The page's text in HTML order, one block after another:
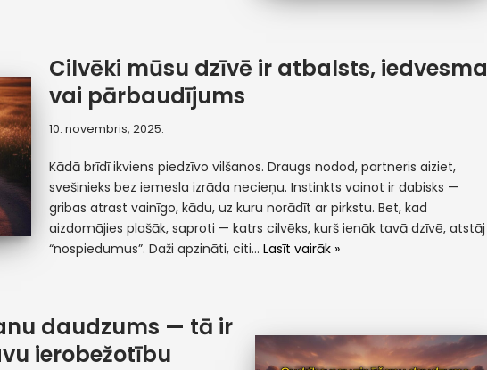
Cilvēki mūsu dzīvē ir atbalsts, iedvesma
vai pārbaudījums
10. novembris, 2025.
Kādā brīdī ikviens piedzīvo vilšanos. Draugs nodod, partneris aiziet,
svešinieks bez iemesla izrāda necieņu. Instinkts vainot ir dabisks —
gribas atrast vainīgo, kādu, uz kuru norādīt ar pirkstu. Bet, kad
aizdomājies plašāk, saproti — katrs cilvēks, kurš ienāk tavā dzīvē, atstāj
“nospiedumus”. Daži apzināti, citi…Lasīt vairāk »
daudzums — tā ir
ierobežotību